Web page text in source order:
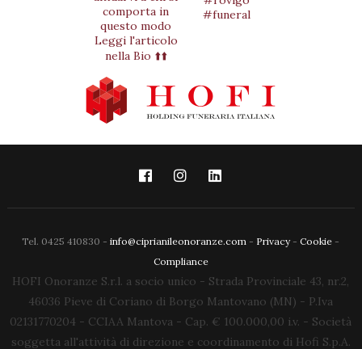
Tel. 0425 410830 -info@ciprianileonoranze.com - Privacy-Cookie -
Compliance
HOFI Onoranze S.r.l. a socio unico - Strada Provinciale 43, nr.2,
46036 Pieve di Coriano di Borgo Mantovano (MN) - P.Iva
02131770204 - CCIAA Mantova - Cap. € 100.000,00 i.v. - Società
soggetta all'attività di direzione e coordinamento di Hofi S.p.A.